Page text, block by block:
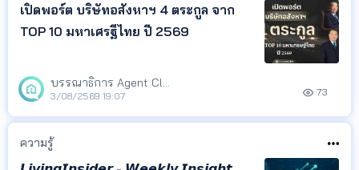
เปิดพอร์ต บริษัทอสังหาฯ 4 ตระกูล จาก
TOP 10 มหาเศรฐีไทย ปี 2569
บรรณาธิการ Agent Club
3/08/2569 19:07 73
ความรู้